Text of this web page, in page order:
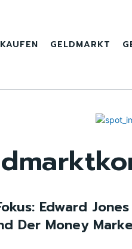
GELDMARKT
Edward
Der Money